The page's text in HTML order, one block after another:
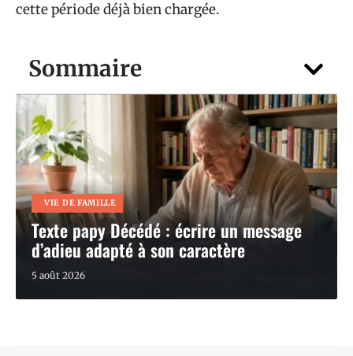
Sommaire
VIE DE FAMILLE
Texte papy Décédé : écrire un message
d’adieu adapté à son caractère
5 août 2026
cette période déjà bien chargée.